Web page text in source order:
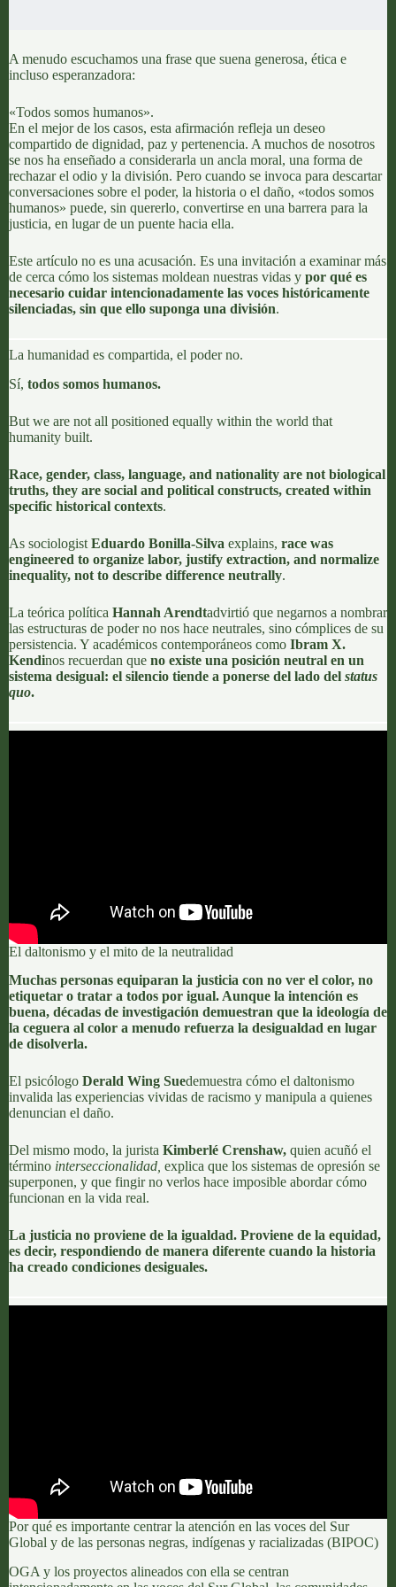
A menudo escuchamos una frase que suena generosa, ética e
incluso esperanzadora:
«Todos somos humanos».
En el mejor de los casos, esta afirmación refleja un deseo
compartido de dignidad, paz y pertenencia. A muchos de nosotros
se nos ha enseñado a considerarla un ancla moral, una forma de
rechazar el odio y la división. Pero cuando se invoca para descartar
conversaciones sobre el poder, la historia o el daño, «todos somos
humanos» puede, sin quererlo, convertirse en una barrera para la
justicia, en lugar de un puente hacia ella.
Este artículo no es una acusación. Es una invitación a examinar más
de cerca cómo los sistemas moldean nuestras vidas y por qué es
necesario cuidar intencionadamente las voces históricamente
silenciadas, sin que ello suponga una división.
La humanidad es compartida, el poder no.
Sí, todos somos humanos.
But we are not all positioned equally within the world that
humanity built.
Race, gender, class, language, and nationality are not biological
truths, they are social and political constructs, created within
specific historical contexts.
As sociologist Eduardo Bonilla-Silva explains, race was
engineered to organize labor, justify extraction, and normalize
inequality, not to describe difference neutrally.
La teórica política Hannah Arendtadvirtió que negarnos a nombrar
las estructuras de poder no nos hace neutrales, sino cómplices de su
persistencia. Y académicos contemporáneos como Ibram X.
Kendinos recuerdan que no existe una posición neutral en un
sistema desigual: el silencio tiende a ponerse del lado del status
quo.
El daltonismo y el mito de la neutralidad
Muchas personas equiparan la justicia con no ver el color, no
etiquetar o tratar a todos por igual. Aunque la intención es
buena, décadas de investigación demuestran que la ideología de
la ceguera al color a menudo refuerza la desigualdad en lugar
de disolverla.
El psicólogo Derald Wing Suedemuestra cómo el daltonismo
invalida las experiencias vividas de racismo y manipula a quienes
denuncian el daño.
Del mismo modo, la jurista Kimberlé Crenshaw, quien acuñó el
término interseccionalidad, explica que los sistemas de opresión se
superponen, y que fingir no verlos hace imposible abordar cómo
funcionan en la vida real.
La justicia no proviene de la igualdad. Proviene de la equidad,
es decir, respondiendo de manera diferente cuando la historia
ha creado condiciones desiguales.
Por qué es importante centrar la atención en las voces del Sur
Global y de las personas negras, indígenas y racializadas (BIPOC)
OGA y los proyectos alineados con ella se centran